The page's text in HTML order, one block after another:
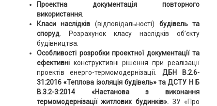
Проектна документація повторного
використання.
Класи наслідків (відповідальності) будівель та
споруд. Розрахунок класу наслідків об’єкту
будівництва.
Особливості розробки проектної документації та
ефективніконструктивні рішення при реалізації
проектів енерго-термомодернізації. ДБН В.2.6-
31:2016 «Теплова ізоляція будівель» та ДСТУ Н Б
В.3.2-3:2014 «Настанова з виконання
термомодернізації житлових будинків».ЗУ «Про